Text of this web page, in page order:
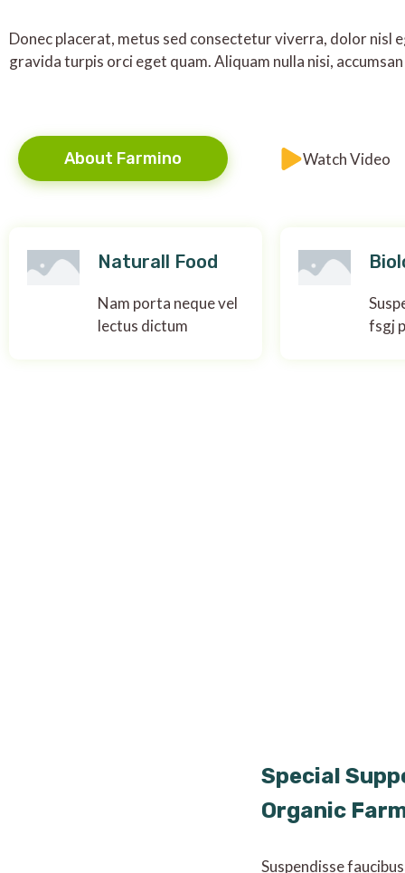
Donec placerat, metus sed consectetur viverra, dolor nisl
gravida turpis orci eget quam. Aliquam nulla nisi,
About Farmino Watch Video
Naturall Food
Nam porta neque vel
lectus dictum
fsgj
Special
Organic
Suspendisse